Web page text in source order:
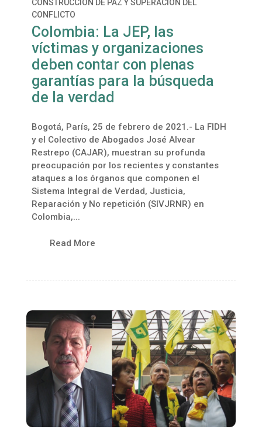
CONSTRUCCIÓN DE PAZ Y SUPERACIÓN DEL
CONFLICTO
Colombia: La JEP, las
víctimas y organizaciones
deben contar con plenas
garantías para la búsqueda
de la verdad
Bogotá, París, 25 de febrero de 2021.- La FIDH
y el Colectivo de Abogados José Alvear
Restrepo (CAJAR), muestran su profunda
preocupación por los recientes y constantes
ataques a los órganos que componen el
Sistema Integral de Verdad, Justicia,
Reparación y No repetición (SIVJRNR) en
Colombia,...
Read More